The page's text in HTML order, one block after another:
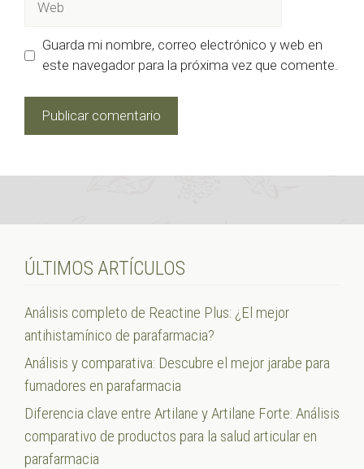
Guarda mi nombre, correo electrónico y web en
este navegador para la próxima vez que comente.
ÚLTIMOS ARTÍCULOS
Análisis completo de Reactine Plus: ¿El mejor
antihistamínico de parafarmacia?
Análisis y comparativa: Descubre el mejor jarabe para
fumadores en parafarmacia
Diferencia clave entre Artilane y Artilane Forte: Análisis
comparativo de productos para la salud articular en
parafarmacia